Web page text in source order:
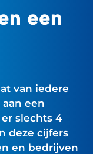
een
van iedere
een
slechts 4
deze cijfers
en bedrijven